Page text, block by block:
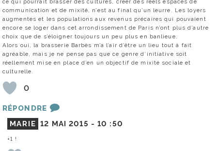
ce qui pourrait brasser des cultures, créer des réels espaces de
communication et de mixité, n’est au final qu’un leurre. Les loyers
augmentes et les populations aux revenus précaires qui pouvaient
encore se loger dans cet arrondissement de Paris n’ont plus d’autre
choix que de s’éloigner toujours un peu plus en banlieue.
Alors oui, la brasserie Barbès m’a l’air d’être un lieu tout à fait
agréable, mais je ne pense pas que ce genre d’initiative soit
réellement mise en place d’en un objectif de mixité sociale et
culturelle.
0
RÉPONDRE
MARIE 12 MAI 2015 -10 :50
+1 !